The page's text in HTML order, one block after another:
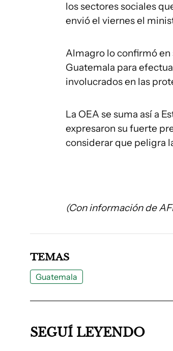
los sectores sociales
envió el viernes el
Almagro lo confirmó en
Guatemala para
involucrados en las
La OEA se suma así a
expresaron su fuerte
considerar que peligra
(Con información de
TEMAS
Guatemala
SEGUÍ LEYENDO